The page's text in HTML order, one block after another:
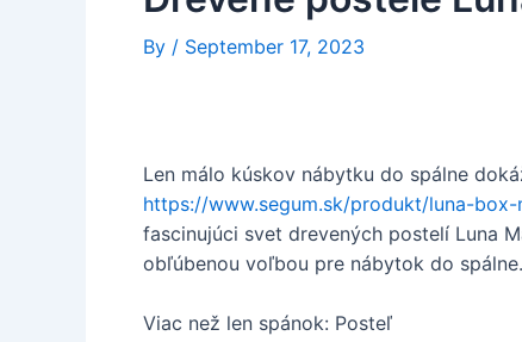
By / September 17, 2023
Len málo kúskov nábytku do spálne
https://www.segum.sk/produkt/luna-box-
fascinujúci svet drevených postelí Luna
obľúbenou voľbou pre nábytok do spálne.
Viac než len spánok: Posteľ